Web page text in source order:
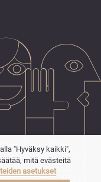
"Hyväksy kaikki",
mitä evästeitä
asetukset